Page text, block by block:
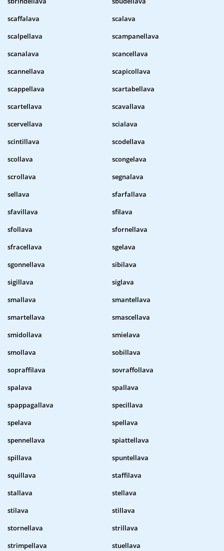
scaffalava
scalava
scalpellava
scampanellava
scanalava
scancellava
scannellava
scapicollava
scappellava
scartabellava
scartellava
scavallava
scervellava
scialava
scintillava
scodellava
scollava
scongelava
scrollava
segnalava
sellava
sfarfallava
sfavillava
sfilava
sfollava
sfornellava
sfracellava
sgelava
sgonnellava
sibilava
sigillava
siglava
smallava
smantellava
smartellava
smascellava
smidollava
smielava
smollava
sobillava
sopraffilava
sovraffollava
spalava
spallava
spappagallava
specillava
spelava
spellava
spennellava
spiattellava
spillava
spuntellava
squillava
staffilava
stallava
stellava
stilava
stillava
stornellava
strillava
strimpellava
stuellava